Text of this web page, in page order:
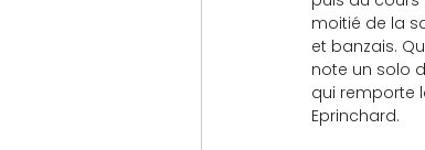
moitié de la
et banzais.
note un solo
qui remporte
Eprinchard.